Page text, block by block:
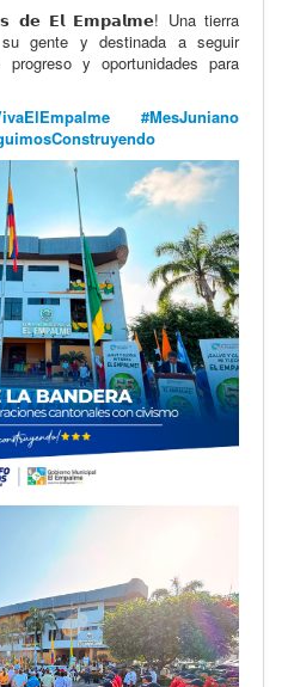
𝗱𝗲 𝗘𝗹 𝗘𝗺𝗽𝗮𝗹𝗺𝗲! Una tierra
gente y destinada a seguir
y oportunidades para
#MesJuniano